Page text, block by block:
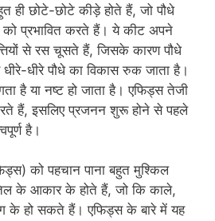
ही छोटे-छोटे कीड़े होते हैं, जो पौधे
को प्रभावित करते हैं। ये कीट अपने
से रस चूसते हैं, जिसके कारण पौधे
धीरे पौधे का विकास रुक जाता है।
है या नष्ट हो जाता है। एफिड्स तेजी
हैं, इसलिए प्रजनन शुरू होने से पहले
है।
को पहचान पाना बहुत मुश्किल
के आकार के होते हैं, जो कि काले,
के हो सकते हैं। एफिड्स के बारे में यह